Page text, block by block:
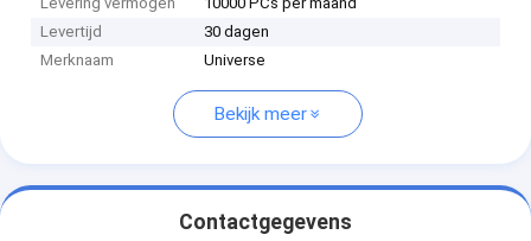
Levertijd
30 dagen
Merknaam
Universe
Bekijk meer
Contactgegevens